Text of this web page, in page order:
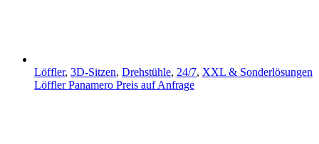
Löffler, 3D-Sitzen, Drehstühle, 24/7, XXL & Sonderlösungen
Löffler Panamero Preis auf Anfrage